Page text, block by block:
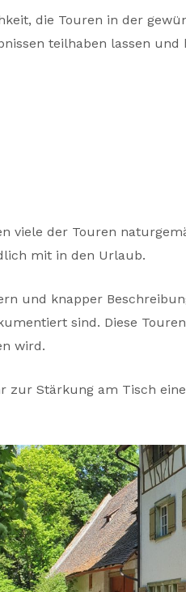
die Touren in der
teilhaben lassen
viele der Touren
mit in den Urlaub.
und knapper
sind. Diese
wird.
Stärkung am Tisch